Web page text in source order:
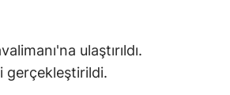
ulaştırıldı.
gerçekleştirildi.